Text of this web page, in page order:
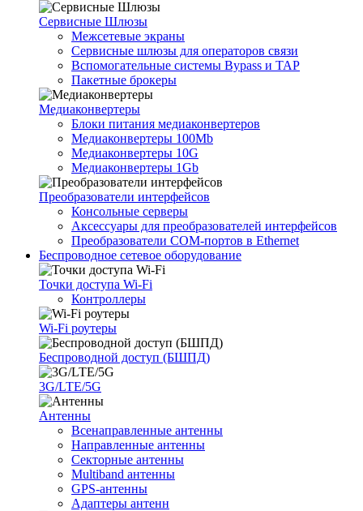
Сервисные Шлюзы
Межсетевые экраны
Сервисные шлюзы для операторов связи
Вспомогательные системы Bypass и TAP
Пакетные брокеры
Медиаконвертеры
Блоки питания медиаконвертеров
Медиаконвертеры 100Mb
Медиаконвертеры 10G
Медиаконвертеры 1Gb
Преобразователи интерфейсов
Консольные серверы
Аксессуары для преобразователей интерфейсов
Преобразователи COM-портов в Ethernet
Беспроводное сетевое оборудование
Точки доступа Wi-Fi
Контроллеры
Wi-Fi роутеры
Беспроводной доступ (БШПД)
3G/LTE/5G
Антенны
Всенаправленные антенны
Направленные антенны
Секторные антенны
Multiband антенны
GPS-антенны
Адаптеры антенн